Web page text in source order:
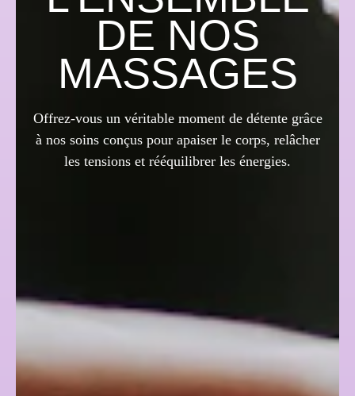
DE NOS
MASSAGES
Offrez-vous un véritable moment de détente grâce
à nos soins conçus pour apaiser le corps, relâcher
les tensions et rééquilibrer les énergies.